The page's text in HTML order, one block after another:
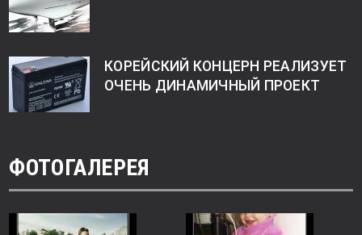
КОРЕЙСКИЙ КОНЦЕРН РЕАЛИЗУЕТ
ОЧЕНЬ ДИНАМИЧНЫЙ ПРОЕКТ
ФОТОГАЛЕРЕЯ